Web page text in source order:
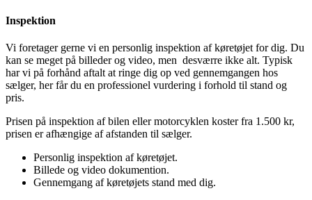
Inspektion
Vi foretager gerne vi en personlig inspektion af køretøjet for dig. Du
kan se meget på billeder og video, men desværre ikke alt. Typisk
har vi på forhånd aftalt at ringe dig op ved gennemgangen hos
sælger, her får du en professionel vurdering i forhold til stand og
pris.
Prisen på inspektion af bilen eller motorcyklen koster fra 1.500 kr,
prisen er afhængige af afstanden til sælger.
Personlig inspektion af køretøjet.
Billede og video dokumention.
Gennemgang af køretøjets stand med dig.